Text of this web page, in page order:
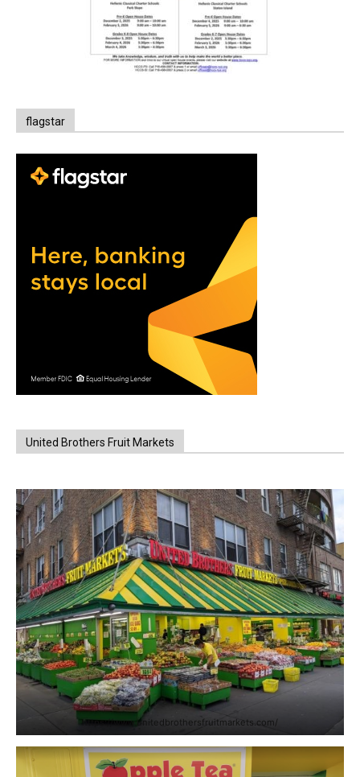
flagstar
United Brothers Fruit Markets
https://www.unitedbrothersfruitmarkets.com/